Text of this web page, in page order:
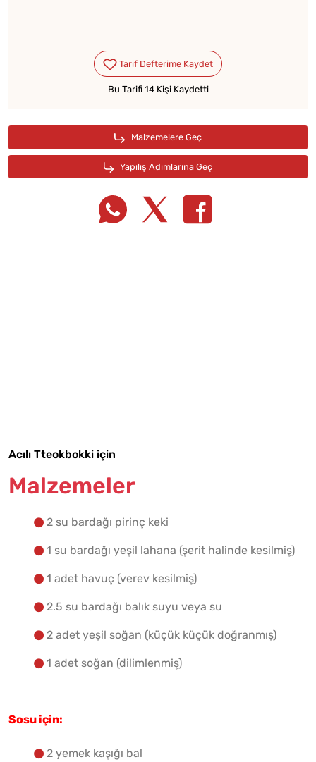
Bu Tarifi 14 Kişi Kaydetti
Acılı Tteokbokki için
Malzemeler
2 su bardağı pirinç keki
1 su bardağı yeşil lahana (şerit halinde kesilmiş)
1 adet havuç (verev kesilmiş)
2.5 su bardağı balık suyu veya su
2 adet yeşil soğan (küçük küçük doğranmış)
1 adet soğan (dilimlenmiş)
Sosu için:
2 yemek kaşığı bal